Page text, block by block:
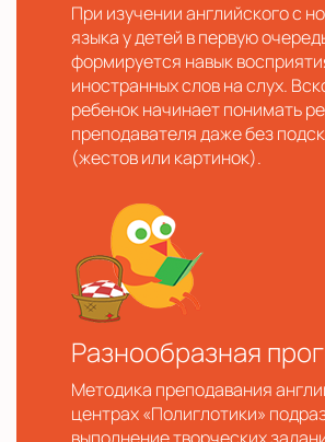
При изучении английского с
языка у детей в первую
формируется навык
иностранных слов на слух.
ребенок начинает понимать
преподавателя даже без
(жестов или картинок).
Разнообразная
Методика преподавания
центрах «Полиглотики»